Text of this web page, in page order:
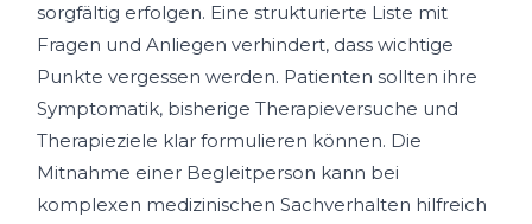
sorgfältig erfolgen. Eine strukturierte Liste mit
Fragen und Anliegen verhindert, dass wichtige
Punkte vergessen werden. Patienten sollten ihre
Symptomatik, bisherige Therapieversuche und
Therapieziele klar formulieren können. Die
Mitnahme einer Begleitperson kann bei
komplexen medizinischen Sachverhalten hilfreich